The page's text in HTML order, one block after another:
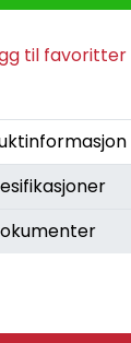
til favoritter